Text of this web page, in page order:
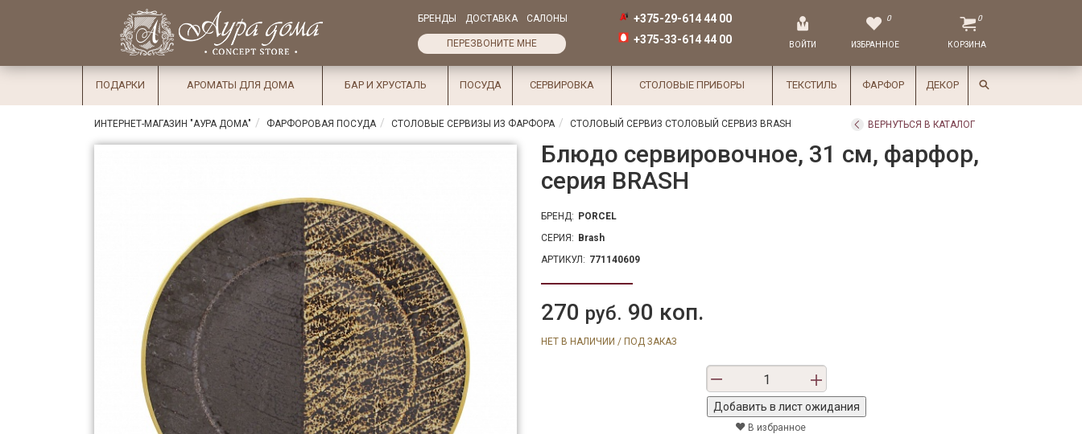
Избранное
×
СалоныДоставка
Оплата
Подарки
Ароматы
для дома
БРЕНДЫ ДОСТАВКА САЛОНЫ
ПЕРЕЗВОНИТЕ МНЕ
+375-29-614 44 00
+375-33-614 44 00
ВОЙТИ
0
ИЗБРАННОЕ
0
КОРЗИНА
ПОДАРКИ АРОМАТЫ ДЛЯ ДОМА БАР И ХРУСТАЛЬ ПОСУДА СЕРВИРОВКА СТОЛОВЫЕ ПРИБОРЫ ТЕКСТИЛЬ ФАРФОР ДЕКОР
ИНТЕРНЕТ-МАГАЗИН "АУРА ДОМА" ФАРФОРОВАЯ ПОСУДА СТОЛОВЫЕ СЕРВИЗЫ ИЗ ФАРФОРА СТОЛОВЫЙ СЕРВИЗ СТОЛОВЫЙ СЕРВИЗ BRASH ВЕРНУТЬСЯ В КАТАЛОГ
Блюдо сервировочное, 31 см, фарфор,
серия BRASH
БРЕНД: PORCEL
СЕРИЯ: Brash
АРТИКУЛ: 771140609
270 руб. 90 коп.
НЕТ В НАЛИЧИИ / ПОД ЗАКАЗ
В избранное